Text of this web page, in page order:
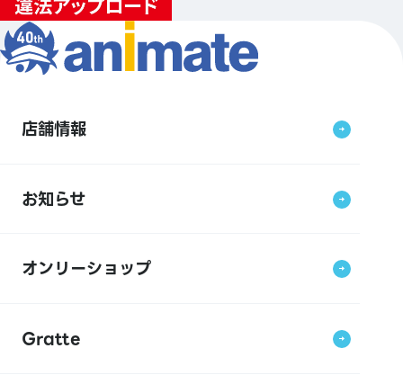
店舗情報
お知らせ
オンリーショップ
Gratte